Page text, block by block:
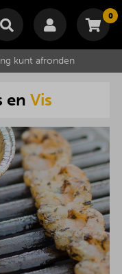
0
leeg.
€
Bestellen
kunt afronden
en Vis